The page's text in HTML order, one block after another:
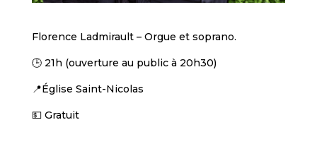
Florence Ladmirault – Orgue et soprano.
🕒 21h (ouverture au public à 20h30)
📍Église Saint-Nicolas
💵 Gratuit